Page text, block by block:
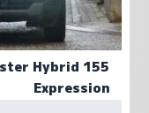
Hybrid 155
Expression